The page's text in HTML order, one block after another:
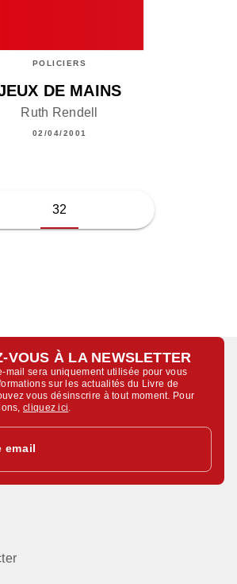
POLICIERS
DE MAINS
Ruth Rendell
02/04/2001
32
VOUS À LA NEWSLETTER
mail sera uniquement utilisée pour vous
sur les actualités du Livre de
vous désinscrire à tout moment. Pour
cliquez ici
email